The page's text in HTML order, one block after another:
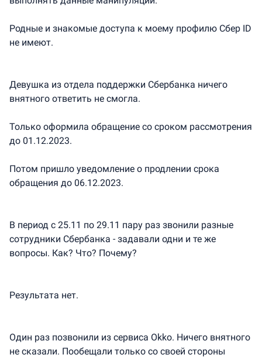
Родные и знакомые доступа к моему профилю Сбер ID
не имеют.
Девушка из отдела поддержки Сбербанка ничего
внятного ответить не смогла.
Только оформила обращение со сроком рассмотрения
до 01.12.2023.
Потом пришло уведомление о продлении срока
обращения до 06.12.2023.
В период с 25.11 по 29.11 пару раз звонили разные
сотрудники Сбербанка - задавали одни и те же
вопросы. Как? Что? Почему?
Результата нет.
Один раз позвонили из сервиса Okko. Ничего внятного
не сказали. Пообещали только со своей стороны